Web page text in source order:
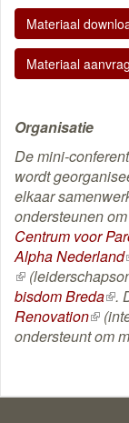
Materiaal
Materiaal
Organisatie
De mini-
wordt
elkaar
ondersteunen
Centrum voor
Alpha Nederland
(externe
link)
bisdom Breda .
Renovation
link)
ondersteunt om